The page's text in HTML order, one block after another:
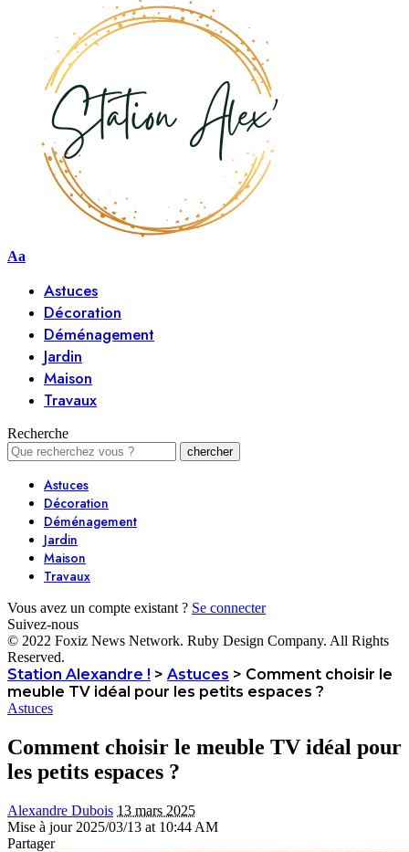
Aa
Astuces
Décoration
Déménagement
Jardin
Maison
Travaux
Recherche
Astuces
Décoration
Déménagement
Jardin
Maison
Travaux
Vous avez un compte existant ? Se connecter
Suivez-nous
© 2022 Foxiz News Network. Ruby Design Company. All Rights
Reserved.
Station Alexandre ! > Astuces > Comment choisir le
meuble TV idéal pour les petits espaces ?
Astuces
Comment choisir le meuble TV idéal pour
les petits espaces ?
Alexandre Dubois 13 mars 2025
Mise à jour 2025/03/13 at 10:44 AM
Partager